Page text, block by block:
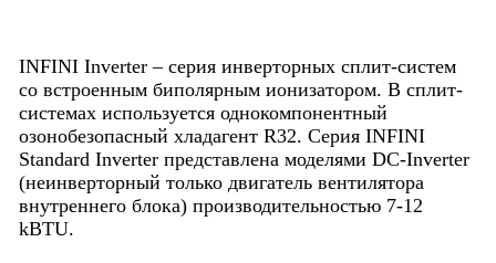
INFINI Inverter – серия инверторных сплит-систем
cо встроенным биполярным ионизатором. В сплит-
системах используется однокомпонентный
озонобезопасный хладагент R32. Серия INFINI
Standard Inverter представлена моделями DC-Inverter
(неинверторный только двигатель вентилятора
внутреннего блока) производительностью 7-12
kBTU.